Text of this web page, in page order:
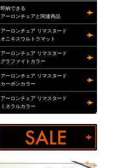
即納できる
アーロンチェアと関連商品
アーロンチェア リマスタード
オニキスウルトラマット
アーロンチェア リマスタード
グラファイトカラー
アーロンチェア リマスタード
カーボンカラー
アーロンチェア リマスタード
ミネラルカラー